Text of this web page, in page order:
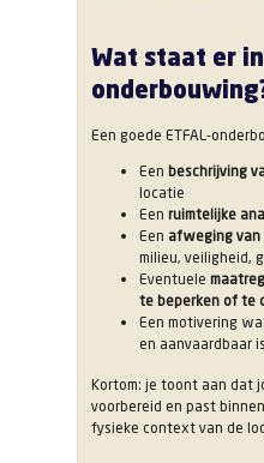
Wat staat er in
Een goede ETFAL-
Een beschrijving
locatie
Een ruimtelijke
Een afweging
milieu, veiligheid,
Eventuele
te beperken of te
Een motivering
en aanvaardbaar is
Kortom: je toont aan dat
voorbereid en past
fysieke context van de